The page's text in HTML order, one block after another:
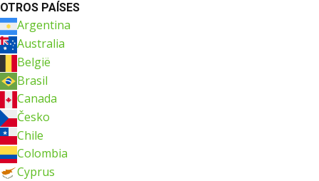
OTROS PAÍSES
Argentina
Australia
België
Brasil
Canada
Česko
Chile
Colombia
Cyprus